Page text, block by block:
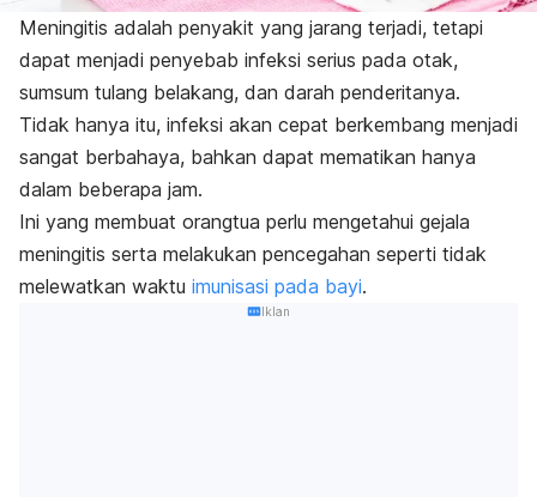
Meningitis adalah penyakit yang jarang terjadi, tetapi
dapat menjadi penyebab infeksi serius pada otak,
sumsum tulang belakang, dan darah penderitanya.
Tidak hanya itu, infeksi akan cepat berkembang menjadi
sangat berbahaya, bahkan dapat mematikan hanya
dalam beberapa jam.
Ini yang membuat orangtua perlu mengetahui gejala
meningitis serta melakukan pencegahan seperti tidak
melewatkan waktu imunisasi pada bayi.
Iklan